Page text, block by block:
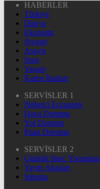
HABERLER
Türkiye
Dünya
Ekonomi
Siyaset
Asayiş
Spor
Yaşam
Kamu İlanları
SERVİSLER 1
Nöbetçi Eczaneler
Hava Durumu
Yol Durumu
Puan Durumu
SERVİSLER 2
Günlük Burç Yorumları
Yayın Akışları
Sinema